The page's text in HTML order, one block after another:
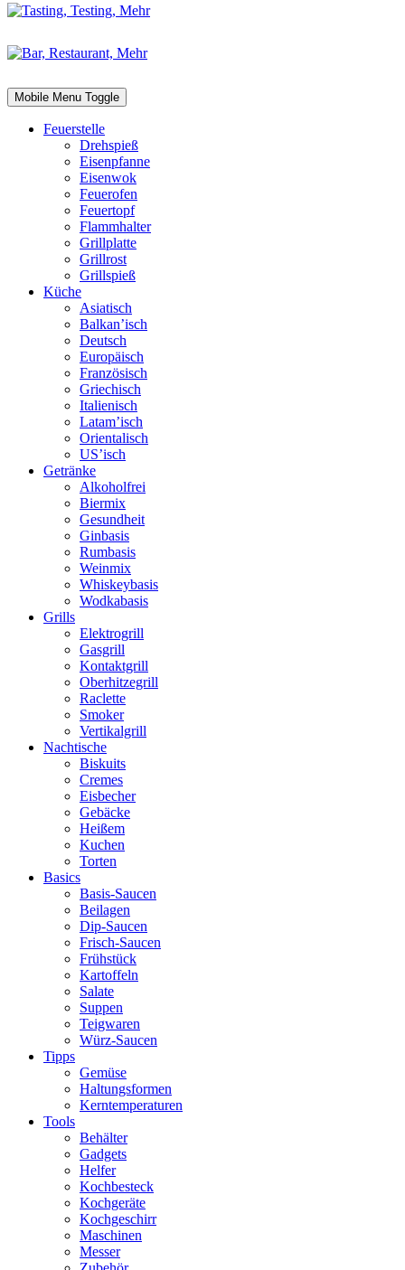
Mobile Menu Toggle
Feuerstelle
Drehspieß
Eisenpfanne
Eisenwok
Feuerofen
Feuertopf
Flammhalter
Grillplatte
Grillrost
Grillspieß
Küche
Asiatisch
Balkan’isch
Deutsch
Europäisch
Französisch
Griechisch
Italienisch
Latam’isch
Orientalisch
US’isch
Getränke
Alkoholfrei
Biermix
Gesundheit
Ginbasis
Rumbasis
Weinmix
Whiskeybasis
Wodkabasis
Grills
Elektrogrill
Gasgrill
Kontaktgrill
Oberhitzegrill
Raclette
Smoker
Vertikalgrill
Nachtische
Biskuits
Cremes
Eisbecher
Gebäcke
Heißem
Kuchen
Torten
Basics
Basis-Saucen
Beilagen
Dip-Saucen
Frisch-Saucen
Frühstück
Kartoffeln
Salate
Suppen
Teigwaren
Würz-Saucen
Tipps
Gemüse
Haltungsformen
Kerntemperaturen
Tools
Behälter
Gadgets
Helfer
Kochbesteck
Kochgeräte
Kochgeschirr
Maschinen
Messer